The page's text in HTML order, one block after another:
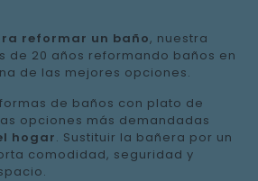
reformar un baño, nuestra
de 20 años reformando baños en
de las mejores opciones.
de baños con plato de
opciones más demandadas
hogar. Sustituir la bañera por un
comodidad, seguridad y